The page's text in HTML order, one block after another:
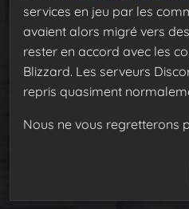
services en jeu par les
avaient alors migré vers
rester en accord avec les
Blizzard. Les serveurs
repris quasiment
Nous ne vous regretterons